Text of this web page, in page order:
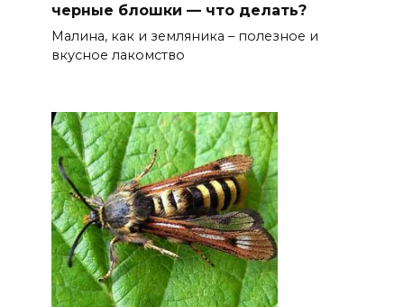
черные блошки — что делать?
Малина, как и земляника – полезное и
вкусное лакомство